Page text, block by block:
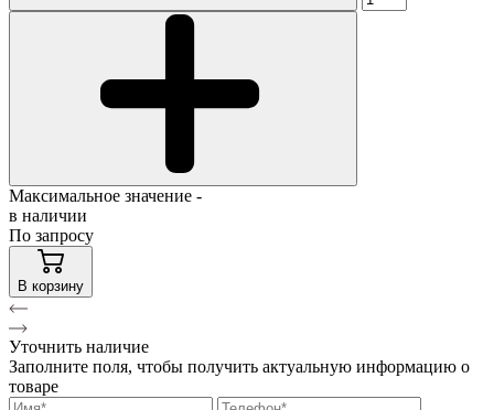
Максимальное значение -
в наличии
По запросу
В корзину
Уточнить наличие
Заполните поля, чтобы получить актуальную информацию о
товаре